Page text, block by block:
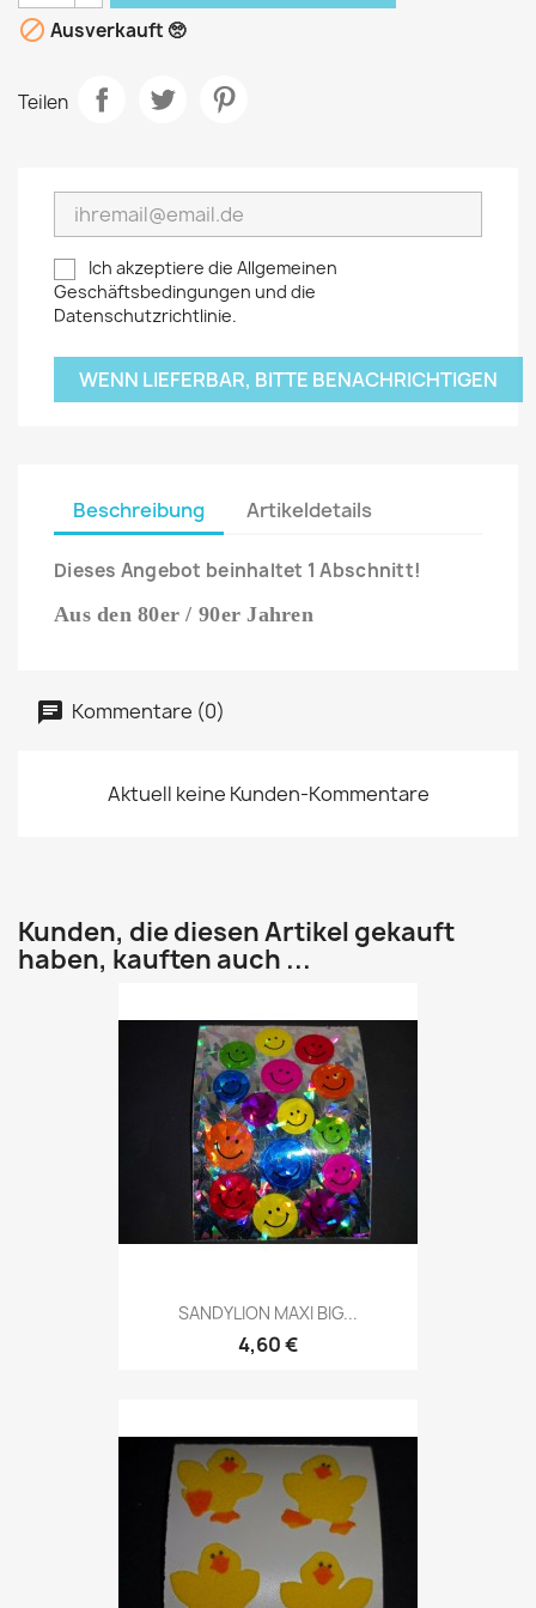
 Ausverkauft 🥺
Teilen
Ich akzeptiere die Allgemeinen
Geschäftsbedingungen und die
Datenschutzrichtlinie.
WENN LIEFERBAR, BITTE BENACHRICHTIGEN
Beschreibung Artikeldetails
Dieses Angebot beinhaltet 1 Abschnitt!
Aus den 80er / 90er Jahren
Kommentare (0)
Aktuell keine Kunden-Kommentare
Kunden, die diesen Artikel gekauft
haben, kauften auch ...
SANDYLION MAXI BIG...
4,60 €